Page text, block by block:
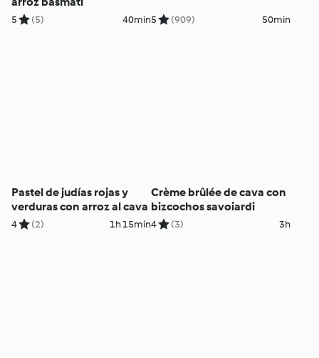
5 (5) 40min5 (909) 50min
Pastel de judías rojas y
verduras con arroz al cava
4 (2) 1h 15min
Crème brûlée de cava con
bizcochos savoiardi
4 (3) 3h